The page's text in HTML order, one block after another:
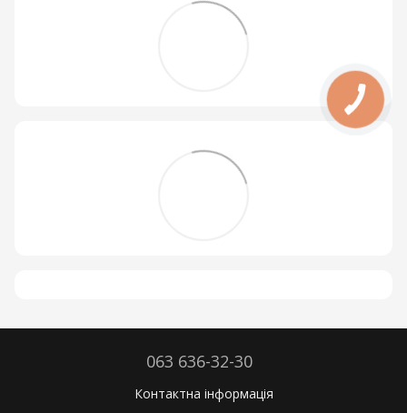
063 636-32-30
Контактна інформація